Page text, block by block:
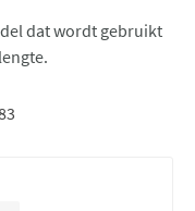
dat wordt gebruikt